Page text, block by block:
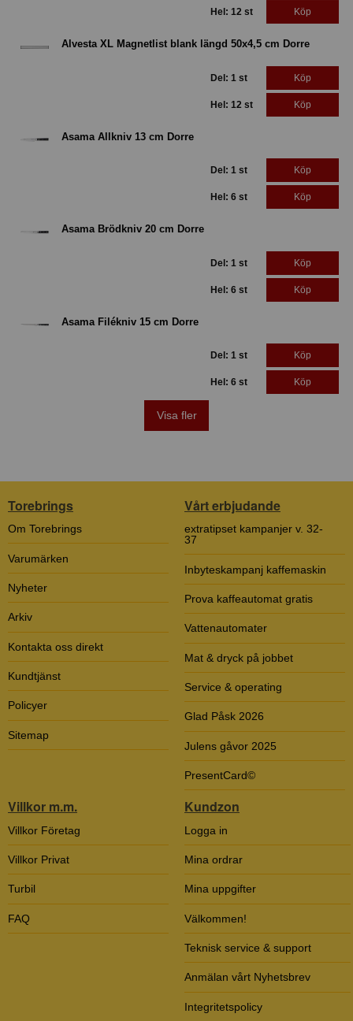
Hel: 12 st Köp
Alvesta XL Magnetlist blank längd 50x4,5 cm Dorre
Del: 1 st Köp
Hel: 12 st Köp
Asama Allkniv 13 cm Dorre
Del: 1 st Köp
Hel: 6 st Köp
Asama Brödkniv 20 cm Dorre
Del: 1 st Köp
Hel: 6 st Köp
Asama Filékniv 15 cm Dorre
Del: 1 st Köp
Hel: 6 st Köp
Visa fler
Torebrings
Om Torebrings
Varumärken
Nyheter
Arkiv
Kontakta oss direkt
Kundtjänst
Policyer
Sitemap
Vårt erbjudande
extratipset kampanjer v. 32-
37
Inbyteskampanj kaffemaskin
Prova kaffeautomat gratis
Vattenautomater
Mat & dryck på jobbet
Service & operating
Glad Påsk 2026
Julens gåvor 2025
PresentCard©
Villkor m.m.
Villkor Företag
Villkor Privat
Turbil
FAQ
Kundzon
Logga in
Mina ordrar
Mina uppgifter
Välkommen!
Teknisk service & support
Anmälan vårt Nyhetsbrev
Integritetspolicy